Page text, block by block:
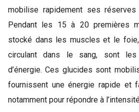
mobilise rapidement ses réserves
Pendant les 15 à 20 premières
stocké dans les muscles et le
circulant dans le sang, sont les
d’énergie. Ces glucides sont
fournissent une énergie rapide et
notamment pour répondre à